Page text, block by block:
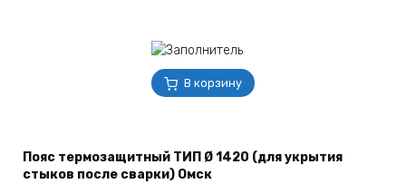
В корзину
Пояс термозащитный ТИП Ø 1420 (для укрытия
стыков после сварки) Омск